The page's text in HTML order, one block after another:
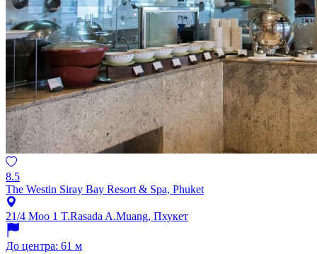
8.5
The Westin Siray Bay Resort & Spa, Phuket
21/4 Moo 1 T.Rasada A.Muang, Пхукет
До центра: 61 м